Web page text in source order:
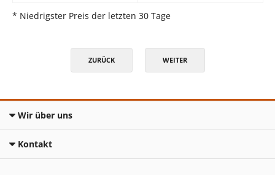
* Niedrigster Preis der letzten 30 Tage
ZURÜCK WEITER
Wir über uns
Kontakt